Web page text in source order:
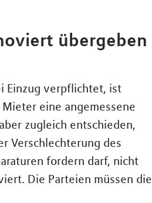
übergeben
Einzug verpflichtet, ist
eine angemessene
zugleich entschieden,
Verschlechterung des
fordern darf, nicht
Die Parteien müssen die